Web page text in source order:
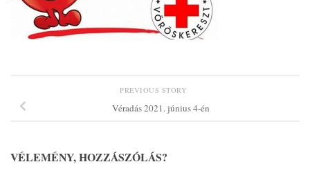
PREVIOUS STORY
Véradás 2021. június 4-én
VÉLEMÉNY, HOZZÁSZÓLÁS?